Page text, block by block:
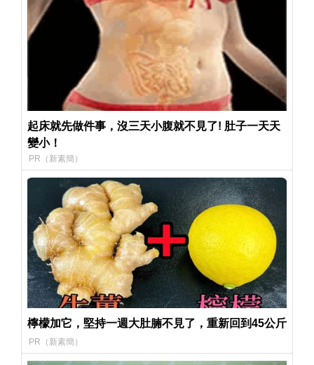
起床就先做件事，沒三天小腹就不見了! 肚子一天天
變小！
PR（新素簡）
檸檬加它，堅持一週大肚腩不見了，重新回到45公斤
PR（新素簡）